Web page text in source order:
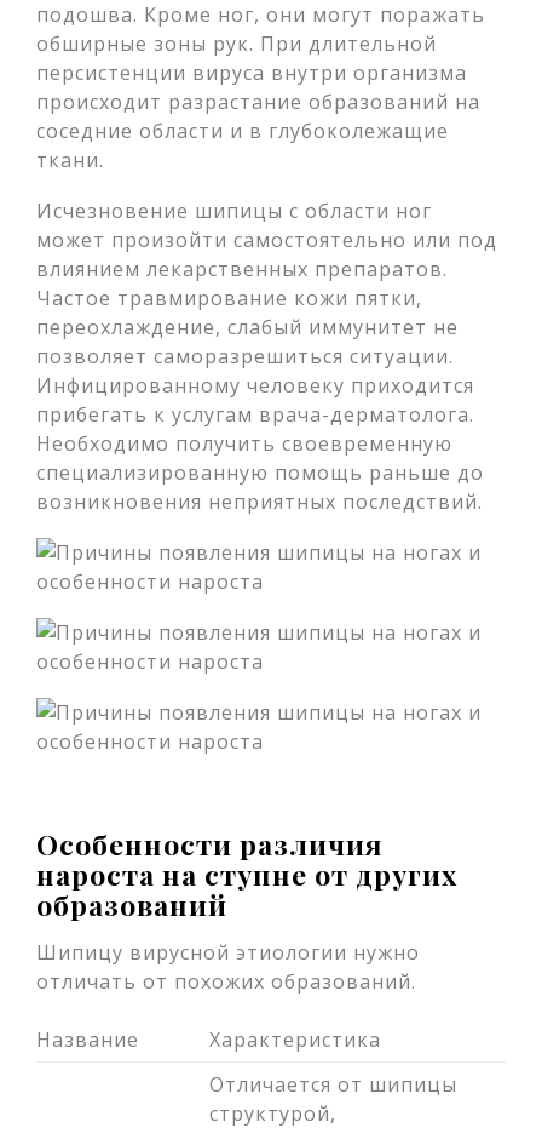
подошва. Кроме ног, они могут поражать
обширные зоны рук. При длительной
персистенции вируса внутри организма
происходит разрастание образований на
соседние области и в глубоколежащие
ткани.
Исчезновение шипицы с области ног
может произойти самостоятельно или под
влиянием лекарственных препаратов.
Частое травмирование кожи пятки,
переохлаждение, слабый иммунитет не
позволяет саморазрешиться ситуации.
Инфицированному человеку приходится
прибегать к услугам врача-дерматолога.
Необходимо получить своевременную
специализированную помощь раньше до
возникновения неприятных последствий.
Особенности различия
нароста на ступне от других
образований
Шипицу вирусной этиологии нужно
отличать от похожих образований.
Название Характеристика
Отличается от шипицы
структурой,